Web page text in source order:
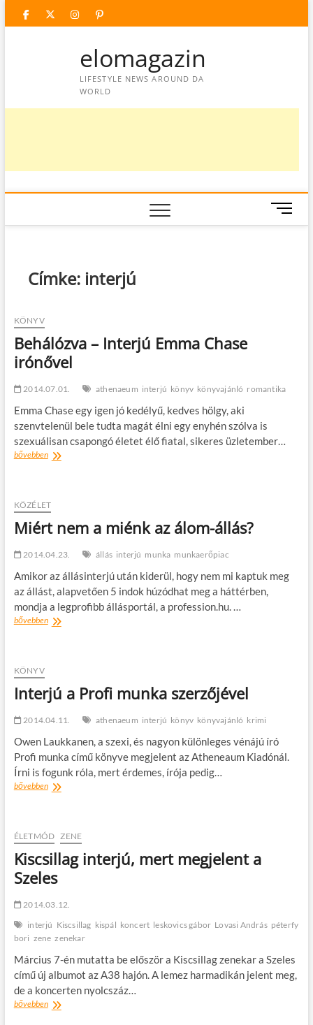
facebooktwitter
instagram
googleplus
pinterest
elomagazin
LIFESTYLE NEWS AROUND DA
WORLD
M
e
Címke: interjú
KÖNYV
Behálózva – Interjú Emma Chase
irónővel
2014.07.01. athenaeum interjú könyv könyvajánló romantika
Emma Chase egy igen jó kedélyű, kedves hölgy, aki
szenvtelenül bele tudta magát élni egy enyhén szólva is
szexuálisan csapongó életet élő fiatal, sikeres üzletember…
bővebbenBehálózva
Chase
KÖZÉLET
Miért nem a miénk az álom-állás?
2014.04.23. állás interjú munka munkaerőpiac
Amikor az állásinterjú után kiderül, hogy nem mi kaptuk meg
az állást, alapvetően 5 indok húzódhat meg a háttérben,
mondja a legprofibb állásportál, a profession.hu. …
bővebbenMiért
állás?
KÖNYV
Interjú a Profi munka szerzőjével
2014.04.11. athenaeum interjú könyv könyvajánló krimi
Owen Laukkanen, a szexi, és nagyon különleges vénájú író
Profi munka című könyve megjelent az Atheneaum Kiadónál.
Írni is fogunk róla, mert érdemes, írója pedig…
bővebbenInterjú
szerzőjével
ÉLETMÓD ZENE
Kiscsillag interjú, mert megjelent a
Szeles
2014.03.12.
interjú Kiscsillag kispál koncert leskovics gábor Lovasi András péterfy
bori zene zenekar
Március 7-én mutatta be először a Kiscsillag zenekar a Szeles
című új albumot az A38 hajón. A lemez harmadikán jelent meg,
de a koncerten nyolcszáz…
bővebbenKiscsillag